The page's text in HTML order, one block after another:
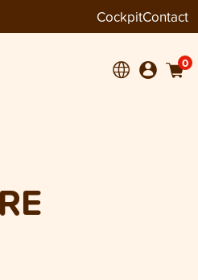
CockpitContact
0